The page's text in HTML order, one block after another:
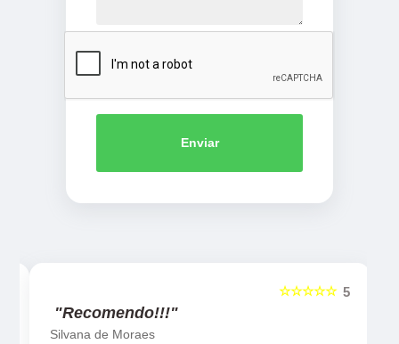
Enviar
5
☆☆☆☆☆
"Recomendo!!!"
Silvana de Moraes